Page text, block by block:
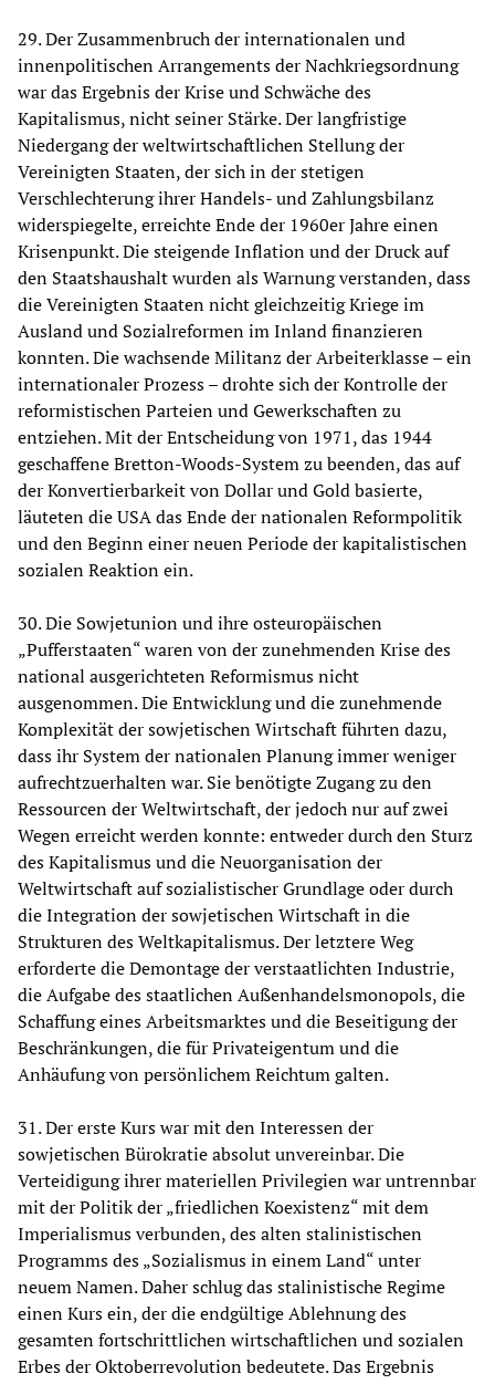
29. Der Zusammenbruch der internationalen und
innenpolitischen Arrangements der Nachkriegsordnung
war das Ergebnis der Krise und Schwäche des
Kapitalismus, nicht seiner Stärke. Der langfristige
Niedergang der weltwirtschaftlichen Stellung der
Vereinigten Staaten, der sich in der stetigen
Verschlechterung ihrer Handels- und Zahlungsbilanz
widerspiegelte, erreichte Ende der 1960er Jahre einen
Krisenpunkt. Die steigende Inflation und der Druck auf
den Staatshaushalt wurden als Warnung verstanden, dass
die Vereinigten Staaten nicht gleichzeitig Kriege im
Ausland und Sozialreformen im Inland finanzieren
konnten. Die wachsende Militanz der Arbeiterklasse – ein
internationaler Prozess – drohte sich der Kontrolle der
reformistischen Parteien und Gewerkschaften zu
entziehen. Mit der Entscheidung von 1971, das 1944
geschaffene Bretton-Woods-System zu beenden, das auf
der Konvertierbarkeit von Dollar und Gold basierte,
läuteten die USA das Ende der nationalen Reformpolitik
und den Beginn einer neuen Periode der kapitalistischen
sozialen Reaktion ein.
30. Die Sowjetunion und ihre osteuropäischen
„Pufferstaaten“ waren von der zunehmenden Krise des
national ausgerichteten Reformismus nicht
ausgenommen. Die Entwicklung und die zunehmende
Komplexität der sowjetischen Wirtschaft führten dazu,
dass ihr System der nationalen Planung immer weniger
aufrechtzuerhalten war. Sie benötigte Zugang zu den
Ressourcen der Weltwirtschaft, der jedoch nur auf zwei
Wegen erreicht werden konnte: entweder durch den Sturz
des Kapitalismus und die Neuorganisation der
Weltwirtschaft auf sozialistischer Grundlage oder durch
die Integration der sowjetischen Wirtschaft in die
Strukturen des Weltkapitalismus. Der letztere Weg
erforderte die Demontage der verstaatlichten Industrie,
die Aufgabe des staatlichen Außenhandelsmonopols, die
Schaffung eines Arbeitsmarktes und die Beseitigung der
Beschränkungen, die für Privateigentum und die
Anhäufung von persönlichem Reichtum galten.
31. Der erste Kurs war mit den Interessen der
sowjetischen Bürokratie absolut unvereinbar. Die
Verteidigung ihrer materiellen Privilegien war untrennbar
mit der Politik der „friedlichen Koexistenz“ mit dem
Imperialismus verbunden, des alten stalinistischen
Programms des „Sozialismus in einem Land“ unter
neuem Namen. Daher schlug das stalinistische Regime
einen Kurs ein, der die endgültige Ablehnung des
gesamten fortschrittlichen wirtschaftlichen und sozialen
Erbes der Oktoberrevolution bedeutete. Das Ergebnis